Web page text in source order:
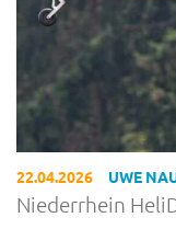
22.04.2026 UWE
Niederrhein